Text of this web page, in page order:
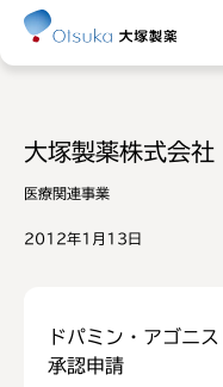
大塚製薬株式会社
医療関連事業
2012年1月13日
ドパミン・アゴニ
承認申請